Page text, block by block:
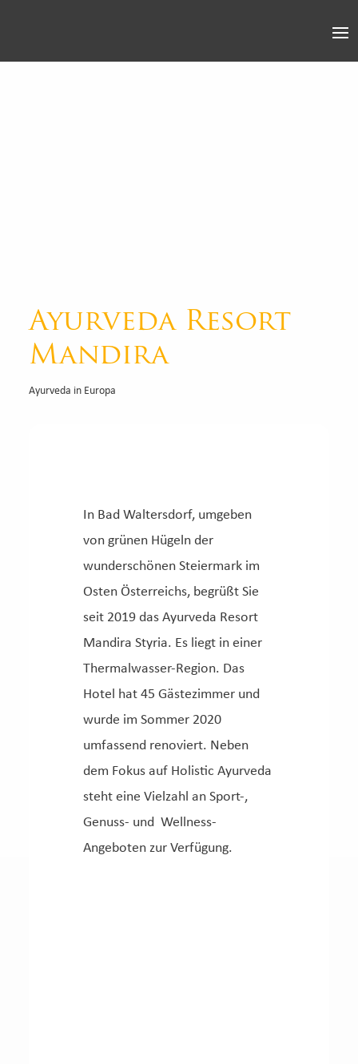
Ayurveda Resort
Mandira
Ayurveda in Europa
In Bad Waltersdorf, umgeben
von grünen Hügeln der
wunderschönen Steiermark im
Osten Österreichs, begrüßt Sie
seit 2019 das Ayurveda Resort
Mandira Styria. Es liegt in einer
Thermalwasser-Region. Das
Hotel hat 45 Gästezimmer und
wurde im Sommer 2020
umfassend renoviert. Neben
dem Fokus auf Holistic Ayurveda
steht eine Vielzahl an Sport-,
Genuss- und Wellness-
Angeboten zur Verfügung.